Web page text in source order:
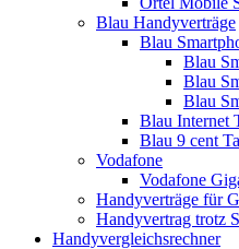
Blau Handyverträge
Blau
Blau
Blau
Blau
Blau Internet
Blau 9 cent
Vodafone
Vodafone
Handyverträge für
Handyvertrag trotz
Handyvergleichsrechner